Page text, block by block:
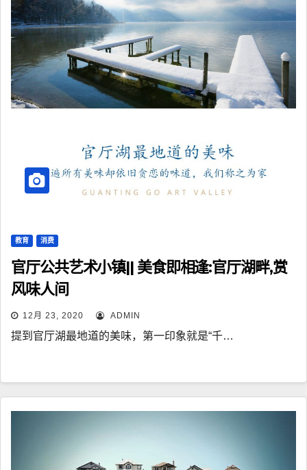
教育 消费
官厅公共艺术小镇|| 美食即相逢:官厅湖畔,赏
风味人间
12月 23, 2020 ADMIN
提到官厅湖最地道的美味，第一印象就是“千…